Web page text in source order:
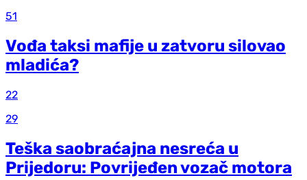
51
Vođa taksi mafije u zatvoru silovao
mladića?
22
29
Teška saobraćajna nesreća u
Prijedoru: Povrijeđen vozač motora